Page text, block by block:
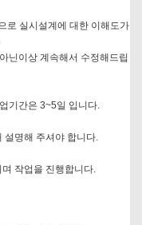
로 실시설계에 대한 이해도가
닌이상 계속해서 수정해드립
기간은 3~5일 입니다.
설명해 주셔야 합니다.
작업을 진행합니다.